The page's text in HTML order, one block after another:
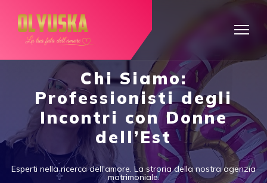
Chi Siamo:
Professionisti degli
Incontri con Donne
dell’Est
Esperti nella ricerca dell'amore. La stroria della nostra agenzia
matrimoniale.